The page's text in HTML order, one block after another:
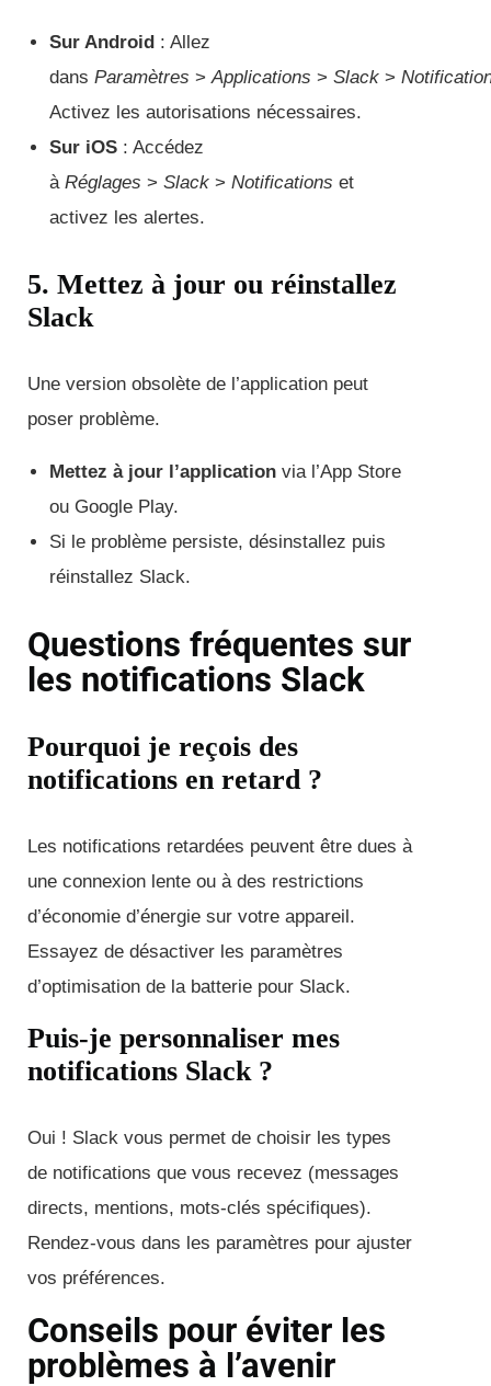
Sur Android : Allez
dans Paramètres >Applications > Slack >
Activez les autorisations nécessaires.
Sur iOS : Accédez
à Réglages > Slack > Notifications et
activez les alertes.
5. Mettez à jour ou réinstallez
Slack
Une version obsolète de l’application peut
poser problème.
Mettez à jour l’application via l’App Store
ou Google Play.
Si le problème persiste, désinstallez puis
réinstallez Slack.
Questions fréquentes sur
les notifications Slack
Pourquoi je reçois des
notifications en retard ?
Les notifications retardées peuvent être dues à
une connexion lente ou à des restrictions
d’économie d’énergie sur votre appareil.
Essayez de désactiver les paramètres
d’optimisation de la batterie pour Slack.
Puis-je personnaliser mes
notifications Slack ?
Oui ! Slack vous permet de choisir les types
de notifications que vous recevez (messages
directs, mentions, mots-clés spécifiques).
Rendez-vous dans les paramètres pour ajuster
vos préférences.
Conseils pour éviter les
problèmes à l’avenir